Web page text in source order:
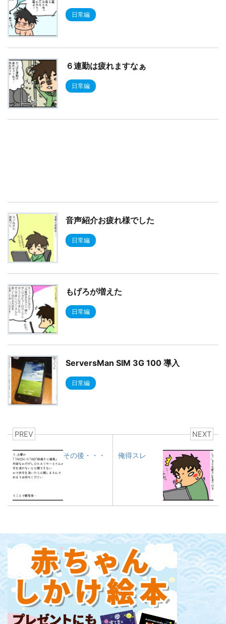
日常編
６連勤は疲れますなぁ
日常編
音声紹介お疲れ様でした
日常編
もげろが増えた
日常編
ServersMan SIM 3G 100 導入
日常編
PREV
その後・・・
NEXT
俺得スレ